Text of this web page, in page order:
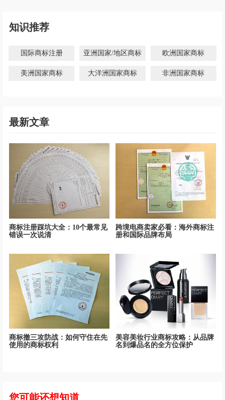
知识推荐
国际商标注册 亚洲国家/地区商标 欧洲国家商标
美洲国家商标 大洋洲国家商标 非洲国家商标
最新文章
商标注册踩坑大全：10个最常见
错误一次说清
跨境电商卖家必看：海外商标注
册和国际品牌布局
商标撤三攻防战：如何守住在先
使用的商标权利
美容美妆行业商标攻略：从品牌
名到爆品名的全方位保护
您可能还想知道